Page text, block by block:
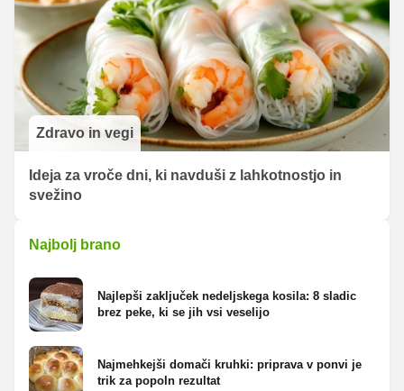
Zdravo in vegi
Ideja za vroče dni, ki navduši z lahkotnostjo in
svežino
Najbolj brano
Najlepši zaključek nedeljskega kosila: 8 sladic
brez peke, ki se jih vsi veselijo
Najmehkejši domači kruhki: priprava v ponvi je
trik za popoln rezultat